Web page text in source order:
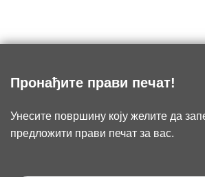
Пронађите прави печат!
Унесите површину коју желите да
предложити прави печат за вас.